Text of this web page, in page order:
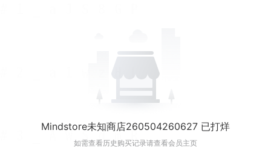
Mindstore未知商店260504260627 已打烊
如需查看历史购买记录请查看会员主页